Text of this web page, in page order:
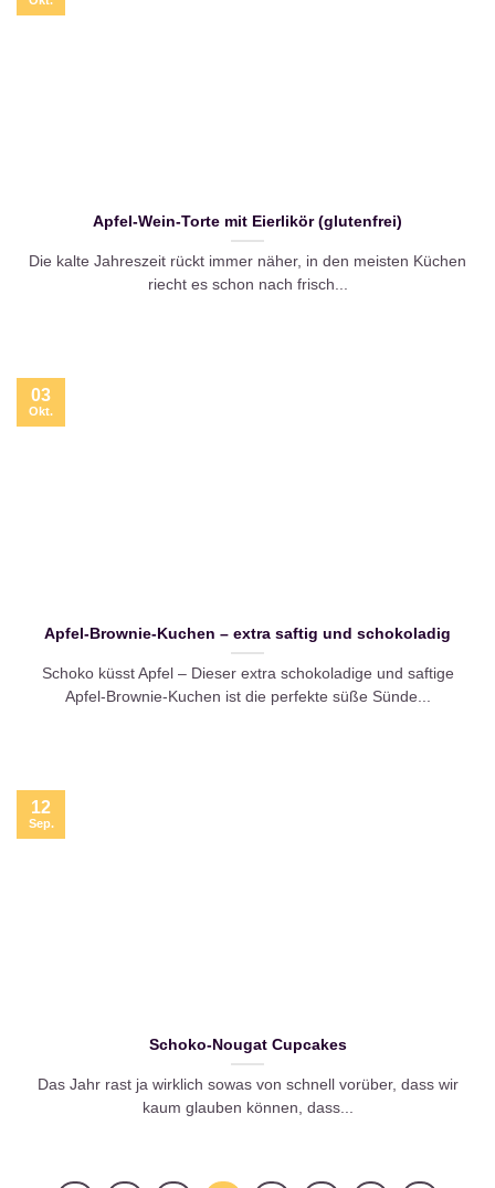
Apfel-Wein-Torte mit Eierlikör (glutenfrei)
Die kalte Jahreszeit rückt immer näher, in den meisten Küchen
riecht es schon nach frisch...
Apfel-Brownie-Kuchen – extra saftig und schokoladig
Schoko küsst Apfel – Dieser extra schokoladige und saftige
Apfel-Brownie-Kuchen ist die perfekte süße Sünde...
03
Okt.
Schoko-Nougat Cupcakes
Das Jahr rast ja wirklich sowas von schnell vorüber, dass wir
kaum glauben können, dass...
12
Sep.